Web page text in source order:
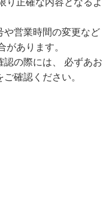
り正確な内容となるよ
や営業時間の変更など
があります。
の際には、 必ずあお
確認ください。